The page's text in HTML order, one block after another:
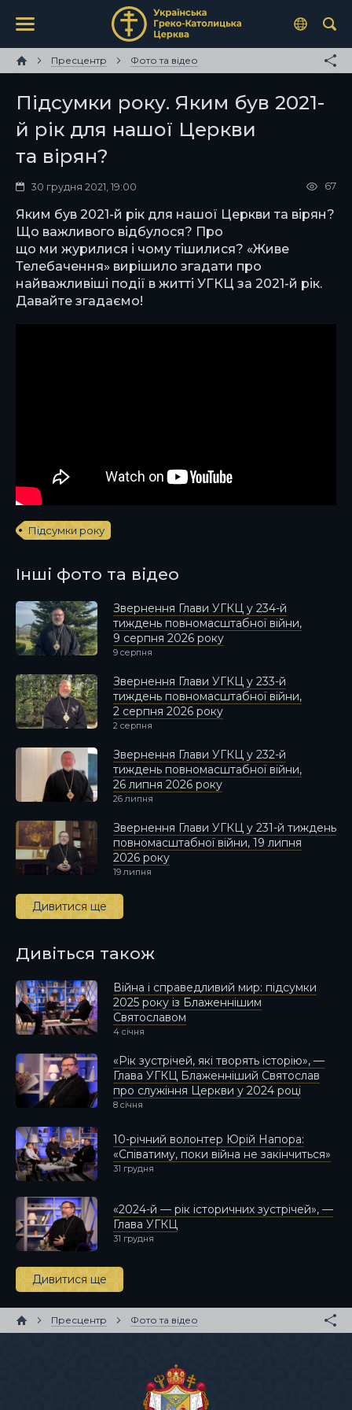
Пресцентр Фото та відео
Підсумки року. Яким був 2021-
й рік для нашої Церкви
та вірян?
30 грудня 2021, 19:00 67
Яким був 2021-й рік для нашої Церкви та вірян?
Що важливого відбулося? Про
що ми журилися і чому тішилися? «Живе
Телебачення» вирішило згадати про
найважливіші події в житті УГКЦ за 2021-й рік.
Давайте згадаємо!
Підсумки року
Інші фото та відео
Звернення Глави УГКЦ у 234-й
тиждень повномасштабної війни,
9 серпня 2026 року
9 серпня
Звернення Глави УГКЦ у 233-й
тиждень повномасштабної війни,
2 серпня 2026 року
2 серпня
Звернення Глави УГКЦ у 232-й
тиждень повномасштабної війни,
26 липня 2026 року
26 липня
Звернення Глави УГКЦ у 231-й тиждень
повномасштабної війни, 19 липня
2026 року
19 липня
Дивитися ще
Дивіться також
Війна і справедливий мир: підсумки
2025 року із Блаженнішим
Святославом
4 січня
«Рік зустрічей, які творять історію», —
Глава УГКЦ Блаженніший Святослав
про служіння Церкви у 2024 році
8 січня
10-річний волонтер Юрій Напора:
«Співатиму, поки війна не закінчиться»
31 грудня
«2024-й — рік історичних зустрічей», —
Глава УГКЦ
31 грудня
Дивитися ще
Пресцентр Фото та відео